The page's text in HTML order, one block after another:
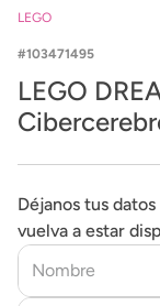
LEGO
103471495
LEGO
Déjanos tus
vuelva a estar